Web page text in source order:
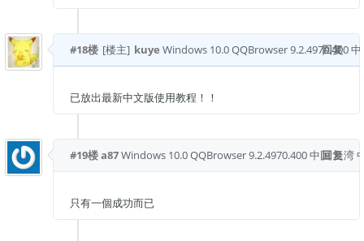
回复
#18楼 [楼主] kuye Windows 10.0QQBrowser 9.2.4970.400中
已放出最新中文版使用教程！！
回复
#19楼a87Windows 10.0QQBrowser 9.2.4970.400中国 台湾
只有一個成功而已